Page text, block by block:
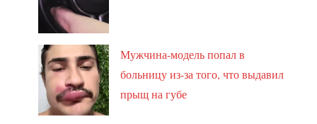
Мужчина-модель попал в
больницу из-за того, что выдавил
прыщ на губе